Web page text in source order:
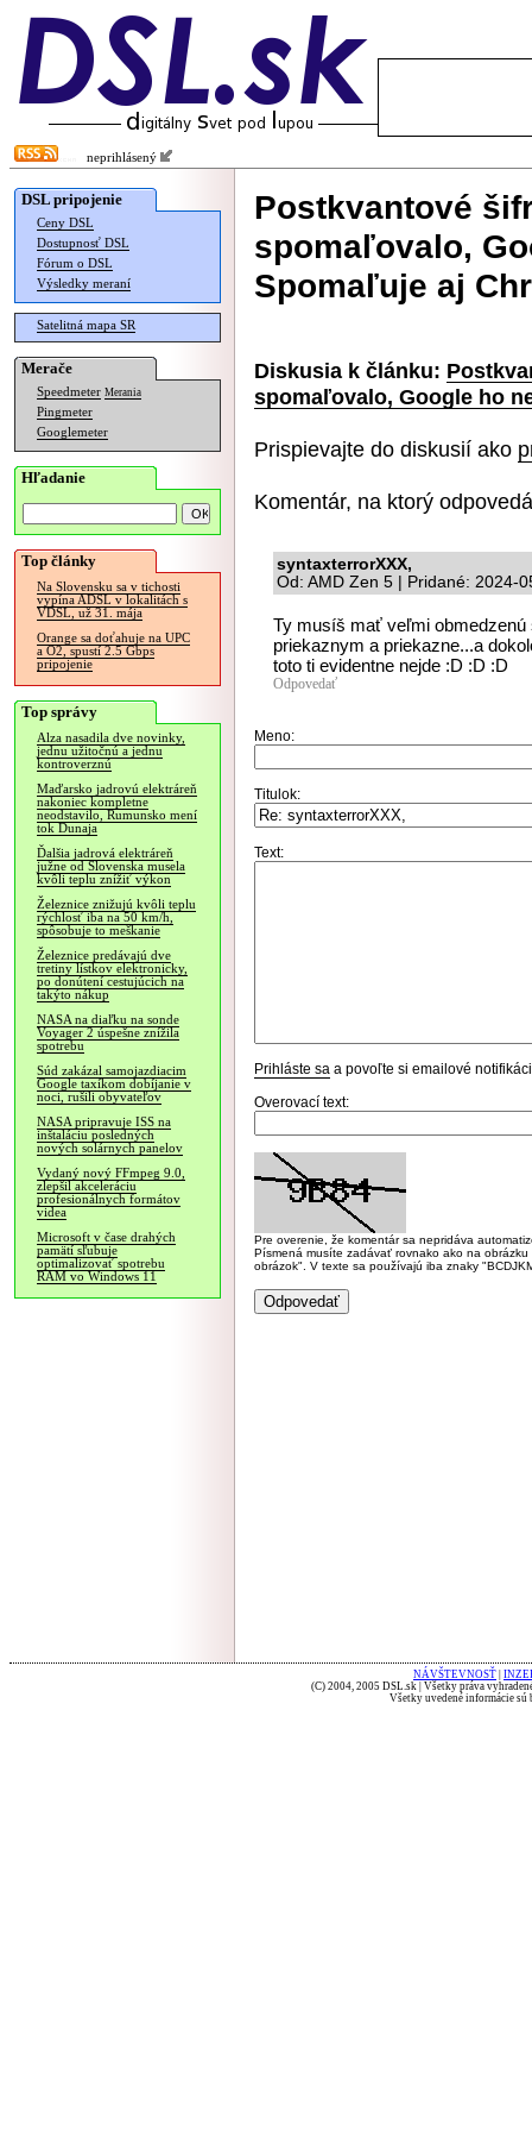
neprihlásený
DSL pripojenie
Ceny DSL
Dostupnosť DSL
Fórum o DSL
Výsledky meraní
Satelitná mapa SR
Merače
Speedmeter Merania
Pingmeter
Googlemeter
Hľadanie
Top články
Na Slovensku sa v tichosti
vypína ADSL v lokalitách s
VDSL, už 31. mája
Orange sa doťahuje na UPC
a O2, spustí 2.5 Gbps
pripojenie
Top správy
Alza nasadila dve novinky,
jednu užitočnú a jednu
kontroverznú
Maďarsko jadrovú elektráreň
nakoniec kompletne
neodstavilo, Rumunsko mení
tok Dunaja
Ďalšia jadrová elektráreň
južne od Slovenska musela
kvôli teplu znížiť výkon
Železnice znižujú kvôli teplu
rýchlosť iba na 50 km/h,
spôsobuje to meškanie
Železnice predávajú dve
tretiny lístkov elektronicky,
po donútení cestujúcich na
takýto nákup
NASA na diaľku na sonde
Voyager 2 úspešne znížila
spotrebu
Súd zakázal samojazdiacim
Google taxíkom dobíjanie v
noci, rušili obyvateľov
NASA pripravuje ISS na
inštaláciu posledných
nových solárnych panelov
Vydaný nový FFmpeg 9.0,
zlepšil akceleráciu
profesionálnych formátov
videa
Microsoft v čase drahých
pamätí sľubuje
optimalizovať spotrebu
RAM vo Windows 11
Postkvantové
spomaľovalo,
Spomaľuje aj
Diskusia k článku:
spomaľovalo, Google ho
Prispievajte do diskusií ako
Komentár, na ktorý
syntaxterrorXXX,
Od: AMD Zen 5 | Pridané: 2024-
Ty musíš mať veľmi
priekaznym a priekazne...a
toto ti evidentne nejde :D :D :D
Odpovedať
Meno:
Titulok:
Text:
Prihláste sa a povoľte si emailové
Overovací text:
Pre overenie, že komentár sa nepridáva
Písmená musíte zadávať rovnako ako na
obrázok". V texte sa používajú iba znaky
NÁVŠTEVNOSŤ
(C) 2004, 2005 DSL.sk | Všetky práva
Všetky uvedené informácie sú